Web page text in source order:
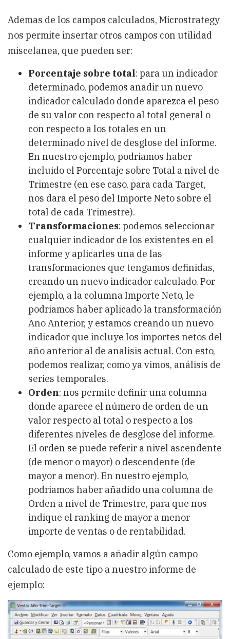
Ademas de los campos calculados, Microstrategy
nos permite insertar otros campos con utilidad
miscelanea, que pueden ser:
Porcentaje sobre total: para un indicador
determinado, podemos añadir un nuevo
indicador calculado donde aparezca el peso
de su valor con respecto al total general o
con respecto a los totales en un
determinado nivel de desglose del informe.
En nuestro ejemplo, podriamos haber
incluido el Porcentaje sobre Total a nivel de
Trimestre (en ese caso, para cada Target,
nos dara el peso del Importe Neto sobre el
total de cada Trimestre).
Transformaciones: podemos seleccionar
cualquier indicador de los existentes en el
informe y aplicarles una de las
transformaciones que tengamos definidas,
creando un nuevo indicador calculado. Por
ejemplo, a la columna Importe Neto, le
podriamos haber aplicado la transformación
Año Anterior, y estamos creando un nuevo
indicador que incluye los importes netos del
año anterior al de analisis actual. Con esto,
podemos realizar, como ya vimos, análisis de
series temporales.
Orden: nos permite definir una columna
donde aparece el número de orden de un
valor respecto al total o respecto a los
diferentes niveles de desglose del informe.
El orden se puede referir a nivel ascendente
(de menor o mayor) o descendente (de
mayor a menor). En nuestro ejemplo,
podriamos haber añadido una columna de
Orden a nivel de Trimestre, para que nos
indique el ranking de mayor a menor
importe de ventas o de rentabilidad.
Como ejemplo, vamos a añadir algún campo
calculado de este tipo a nuestro informe de
ejemplo: